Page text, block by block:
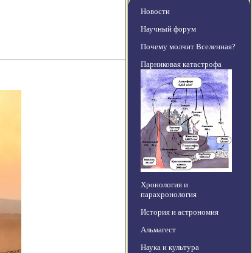
Новости
Научный форум
Почему молчит Вселенная?
Парниковая катастрофа
Хронология и
парахронология
История и астрономия
Альмагест
Наука и культура